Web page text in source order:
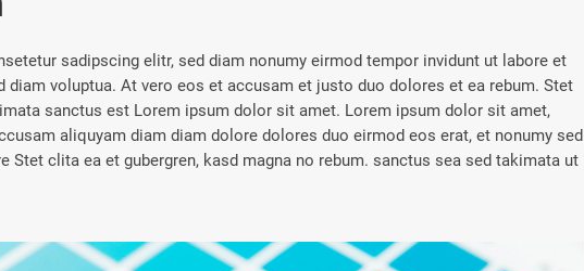
sadipscing elitr, sed diam nonumy eirmod tempor invidunt ut labore et
diam voluptua. At vero eos et accusam et justo duo dolores et ea rebum. Stet
sanctus est Lorem ipsum dolor sit amet. Lorem ipsum dolor sit amet,
aliquyam diam diam dolore dolores duo eirmod eos erat, et nonumy sed
Stet clita ea et gubergren, kasd magna no rebum. sanctus sea sed takimata ut